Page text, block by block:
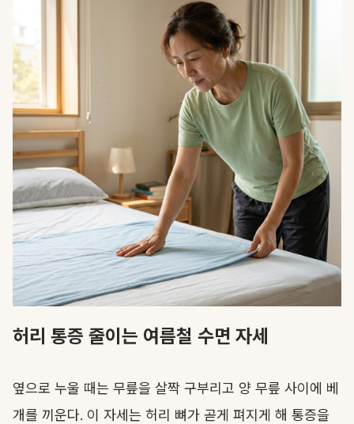
허리 통증 줄이는 여름철 수면 자세
옆으로 누울 때는 무릎을 살짝 구부리고 양 무릎 사이에 베
개를 끼운다. 이 자세는 허리 뼈가 곧게 펴지게 해 통증을